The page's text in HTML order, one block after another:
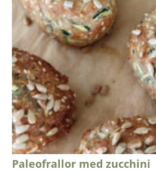
Paleofrallor med zucchini